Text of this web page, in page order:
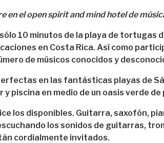
en el open spirit and mind hotel de
10 minutos de la playa de
en Costa Rica. Así como
de músicos conocidos y
en las fantásticas playas de
piscina en medio de un oasis verde
los disponibles. Guitarra, saxofón,
los sonidos de guitarras,
cordialmente invitados.